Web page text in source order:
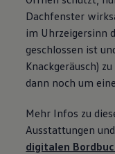
Dachfenster
im Uhrzeigersinn
geschlossen ist
Knackgeräusch)
dann noch um
Mehr Infos zu
Ausstattungen
digitalen